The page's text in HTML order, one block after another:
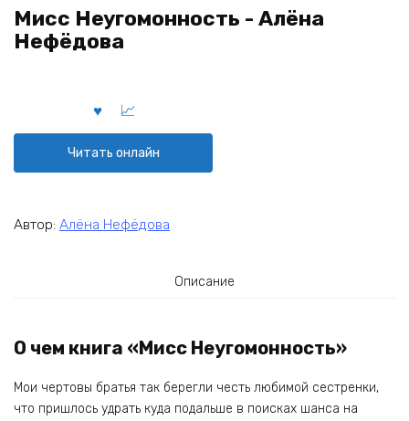
Мисс Неугомонность - Алёна
Нефёдова
Читать онлайн
Автор: Алёна Нефёдова
Описание
О чем книга «Мисс Неугомонность»
Мои чертовы братья так берегли честь любимой сестренки,
что пришлось удрать куда подальше в поисках шанса на